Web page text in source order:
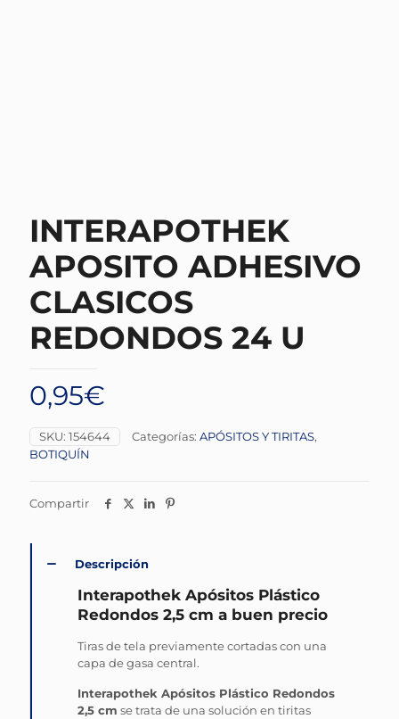
INTERAPOTHEK
APOSITO ADHESIVO
CLASICOS
REDONDOS 24 U
0,95€
SKU: 154644 Categorías: APÓSITOS Y TIRITAS,
BOTIQUÍN
Compartir
Descripción
Interapothek Apósitos Plástico
Redondos 2,5 cm a buen precio
Tiras de tela previamente cortadas con una
capa de gasa central.
Interapothek Apósitos Plástico Redondos
2,5 cm se trata de una solución en tiritas